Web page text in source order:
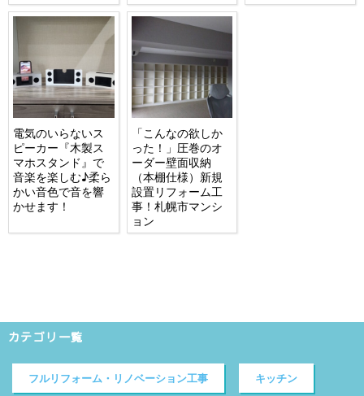
電気のいらないス
ピーカー『木製ス
マホスタンド』で
音楽を楽しむ♪柔ら
かい音色で音を響
かせます！
「こんなの欲しか
った！」圧巻のオ
ーダー壁面収納
（本棚仕様）新規
設置リフォーム工
事！札幌市マンシ
ョン
カテゴリ一覧
フルリフォーム・リノベーション工事 キッチン